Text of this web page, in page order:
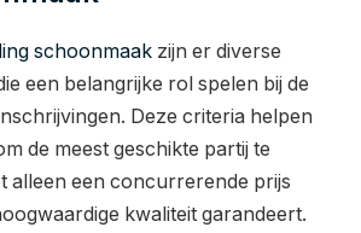
schoonmaak zijn er diverse
een belangrijke rol spelen bij de
Deze criteria helpen
de meest geschikte partij te
alleen een concurrerende prijs
kwaliteit garandeert.